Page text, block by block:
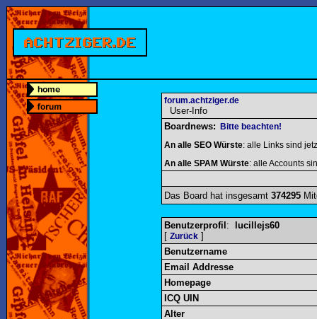
forum.achtziger.de
User-Info
Boardnews:
Bitte beachten!
An alle SEO Würste: alle Links sind
An alle SPAM Würste: alle Accounts
Das Board hat insgesamt 374295
Benutzerprofil :
lucillejs60
[ Zurück ]
Benutzername
Email Addresse
Homepage
ICQ UIN
Alter